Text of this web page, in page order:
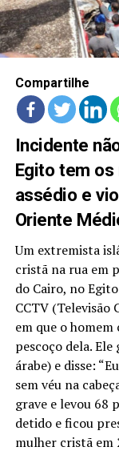
LANÇAMENTOS
Compartilhe
Incidente
Egito tem
assédio e
Oriente
Um extremista
cristã na rua em
do Cairo, no
CCTV
em que o
pescoço dela.
árabe) e disse:
sem véu na
grave e levou 68
detido e ficou
mulher cristã em